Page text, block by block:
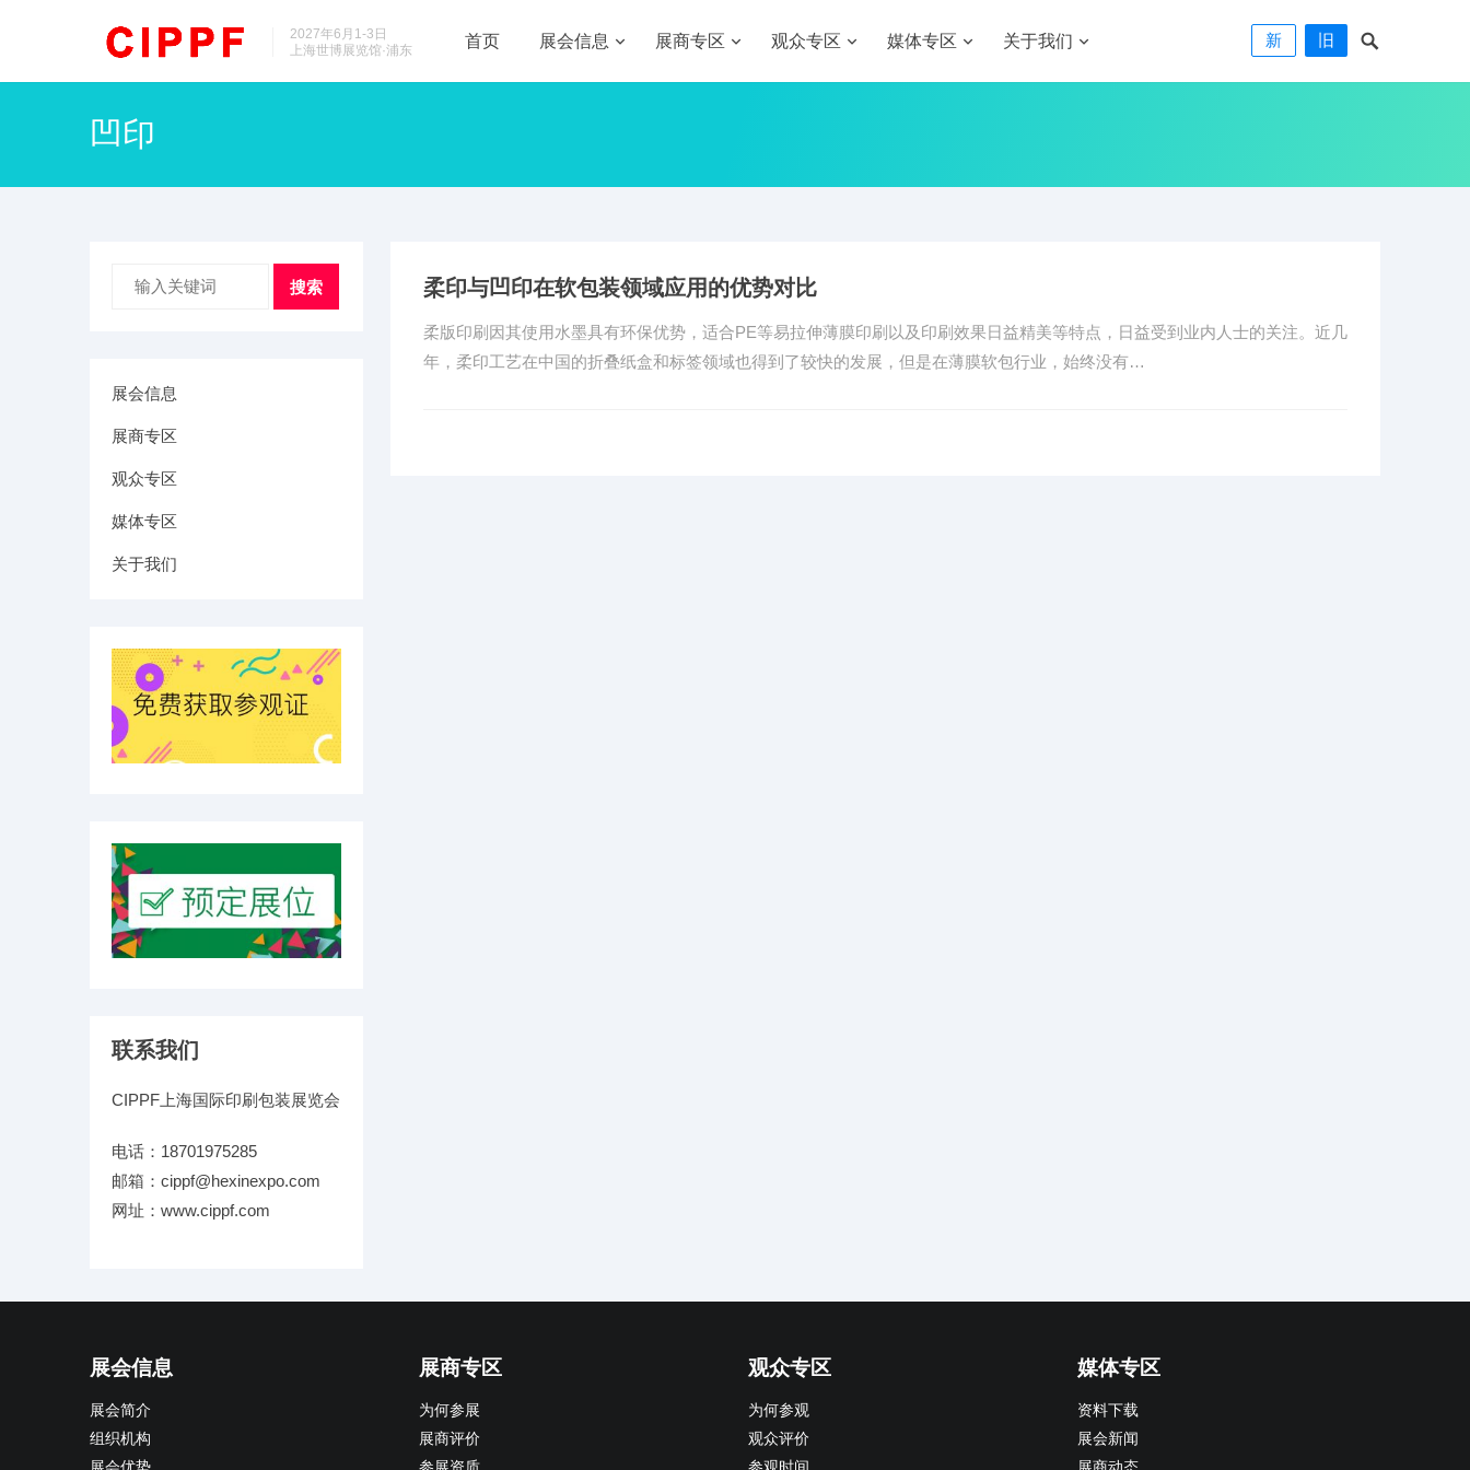
2027年6月1-3日
上海世博展览馆·浦东
首页 展会信息 展商专区 观众专区 媒体专区 关于我们 新 旧
凹印
柔印与凹印在软包装领域应用的优势对比
柔版印刷因其使用水墨具有环保优势，适合PE等易拉伸薄膜印刷以及印刷效果日益精美等特点，日益受到业内人士的关注。近几
年，柔印工艺在中国的折叠纸盒和标签领域也得到了较快的发展，但是在薄膜软包行业，始终没有…
搜索
展会信息
展商专区
观众专区
媒体专区
关于我们
联系我们
CIPPF上海国际印刷包装展览会
电话：18701975285
邮箱：cippf@hexinexpo.com
网址：www.cippf.com
展会信息
展会简介
组织机构
展商专区
为何参展
展商评价
观众专区
为何参观
观众评价
媒体专区
资料下载
展会新闻